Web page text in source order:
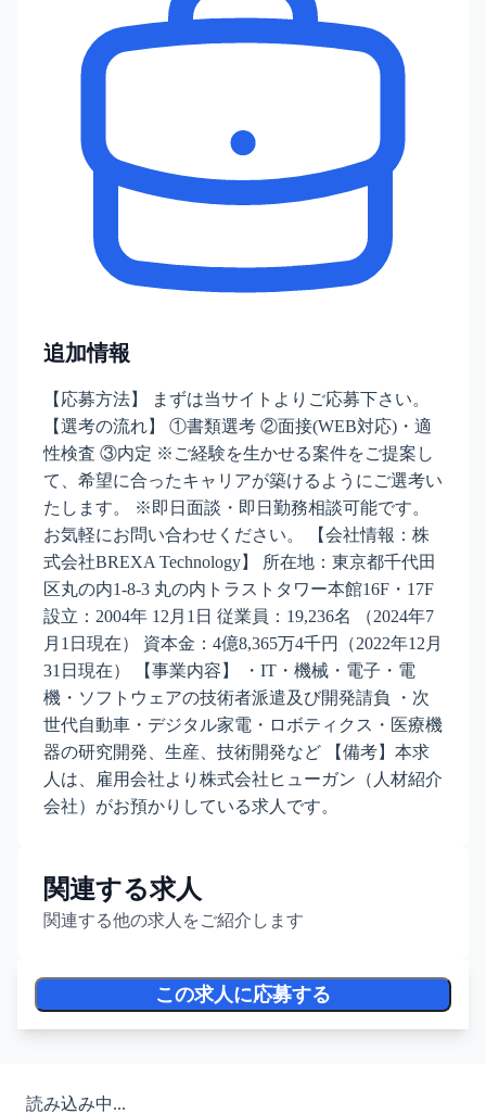
追加情報
【応募方法】 まずは当サイトよりご応募下さい。
【選考の流れ】 ①書類選考 ②面接(WEB対応)・適
性検査 ③内定 ※ご経験を生かせる案件をご提案し
て、希望に合ったキャリアが築けるようにご選考い
たします。 ※即日面談・即日勤務相談可能です。
お気軽にお問い合わせください。 【会社情報：株
式会社BREXA Technology】 所在地：東京都千代田
区丸の内1-8-3 丸の内トラストタワー本館16F・17F
設立：2004年 12月1日 従業員：19,236名 （2024年7
月1日現在） 資本金：4億8,365万4千円（2022年12月
31日現在） 【事業内容】 ・IT・機械・電子・電
機・ソフトウェアの技術者派遣及び開発請負 ・次
世代自動車・デジタル家電・ロボティクス・医療機
器の研究開発、生産、技術開発など 【備考】本求
人は、雇用会社より株式会社ヒューガン（人材紹介
会社）がお預かりしている求人です。
関連する求人
関連する他の求人をご紹介します
この求人に応募する
読み込み中...